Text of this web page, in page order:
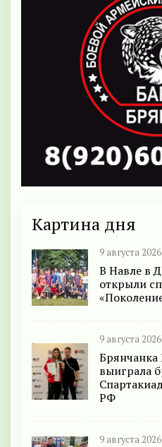
Картина дня
9 августа
В Навле в
открыли
9 августа
Брянчанка
выиграла
РФ
9 августа